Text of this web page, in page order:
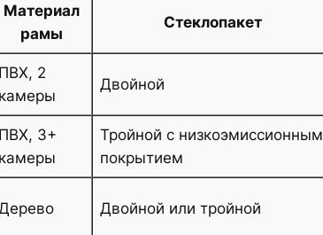
Материал
рамы
Стеклопакет
ПВХ, 2
камеры
Двойной
ПВХ, 3+
камеры
Тройной с низкоэмиссионным
покрытием
Двойной или тройной